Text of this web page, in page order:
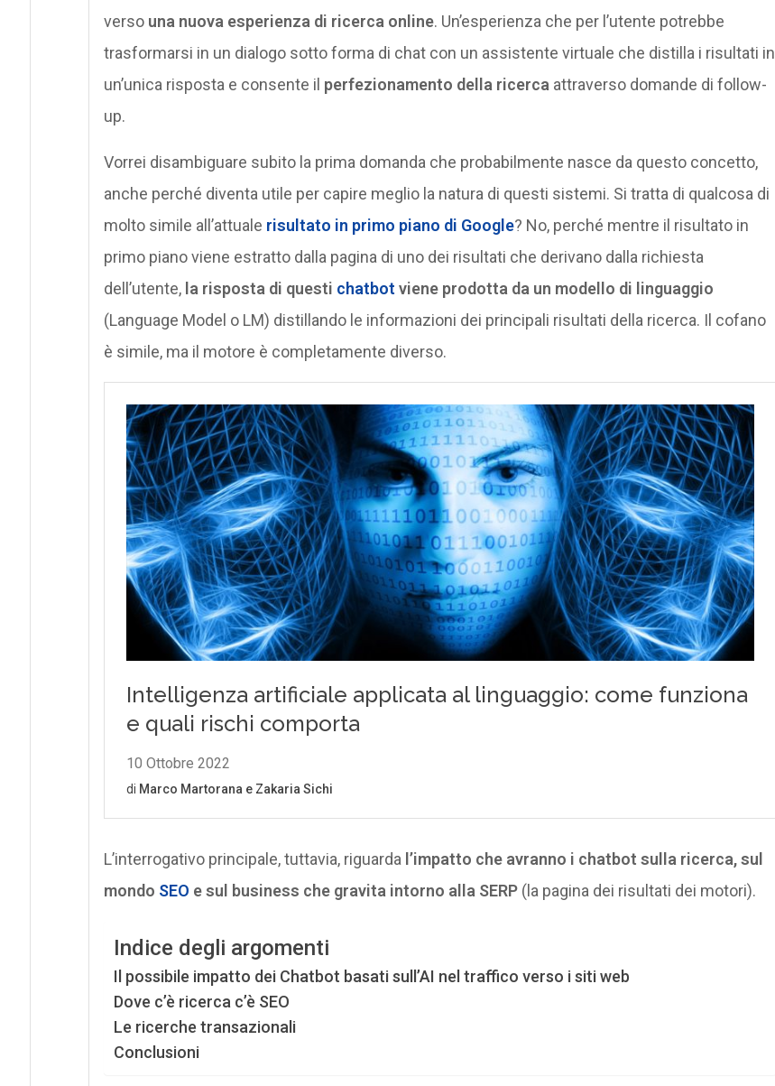
verso una nuova esperienza di ricerca online. Un’esperienza che per l’utente potrebbe
trasformarsi in un dialogo sotto forma di chat con un assistente virtuale che distilla i risultati in
un’unica risposta e consente il perfezionamento della ricerca attraverso domande di follow-
up.
Vorrei disambiguare subito la prima domanda che probabilmente nasce da questo concetto,
anche perché diventa utile per capire meglio la natura di questi sistemi. Si tratta di qualcosa di
molto simile all’attuale risultato in primo piano di Google? No, perché mentre il risultato in
primo piano viene estratto dalla pagina di uno dei risultati che derivano dalla richiesta
dell’utente,la risposta di questi chatbot viene prodotta da un modello di linguaggio
(Language Model o LM) distillando le informazioni dei principali risultati della ricerca. Il cofano
è simile, ma il motore è completamente diverso.
L’interrogativo principale, tuttavia, riguarda l’impatto che avranno i chatbot sulla ricerca, sul
mondo SEO e sul business che gravita intorno alla SERP(la pagina dei risultati dei motori).
Indice degli argomenti
Il possibile impatto dei Chatbot basati sull’AI nel traffico verso i siti web
Dove c’è ricerca c’è SEO
Le ricerche transazionali
Conclusioni